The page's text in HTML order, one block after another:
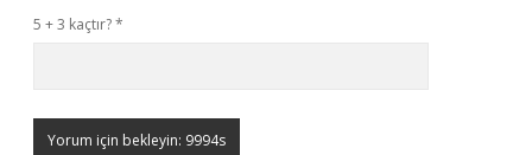
5 + 3 kaçtır?*